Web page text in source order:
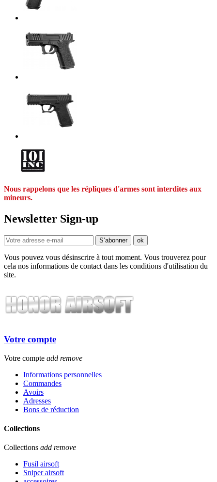
Nous rappelons que les répliques d'armes sont interdites aux
mineurs.
Newsletter Sign-up
Vous pouvez vous désinscrire à tout moment. Vous trouverez pour
cela nos informations de contact dans les conditions d'utilisation du
site.
Votre compte
Votre compte add remove
Informations personnelles
Commandes
Avoirs
Adresses
Bons de réduction
Collections
Collections add remove
Fusil airsoft
Sniper airsoft